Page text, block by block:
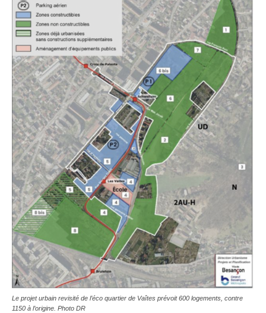
Le projet urbain revisité de l’éco quartier de Vaîtes prévoit 600 logements, contre
1150 à l’origine. Photo DR